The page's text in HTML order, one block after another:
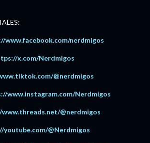
www.facebook.com/nerdmigos⁠
x.com/Nerdmigos⁠
@nerdmigos⁠
www.instagram.com/Nerdmigos⁠
@nerdmigos⁠
youtube.com/@Nerdmigos⁠